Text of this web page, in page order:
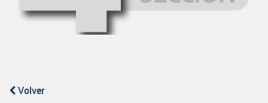
Volver